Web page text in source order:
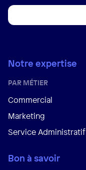
Notre expertise
PAR MÉTIER
Commercial
Marketing
Service Administratif
Bon à savoir